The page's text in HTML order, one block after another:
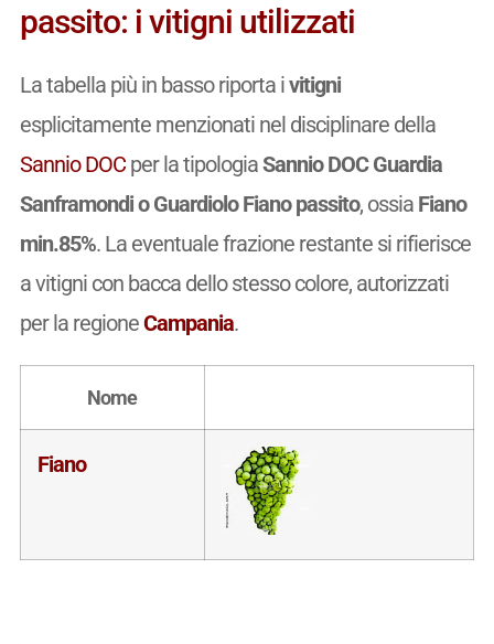
passito: i vitigni utilizzati
La tabella più in basso riporta ivitigni
esplicitamente menzionati nel disciplinare della
Sannio DOCper la tipologiaSannio DOC Guardia
Sanframondi o Guardiolo Fiano passito, ossia Fiano
min.85%. La eventuale frazione restante si rifierisce
a vitigni con bacca dello stesso colore, autorizzati
per la regioneCampania.
Nome
Fiano